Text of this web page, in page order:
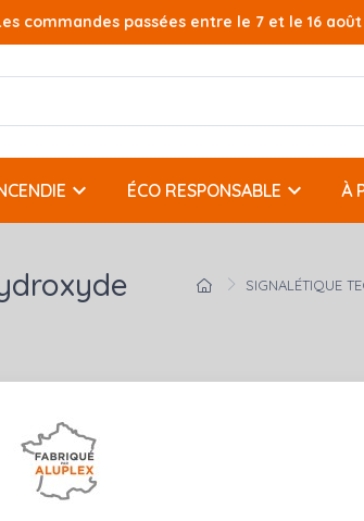
Les commandes passées entre le 7 et le 16
keyboard_arrow_down ÉCO RESPONSABLE keyboard_arrow_down À
SIGNALÉTIQUE